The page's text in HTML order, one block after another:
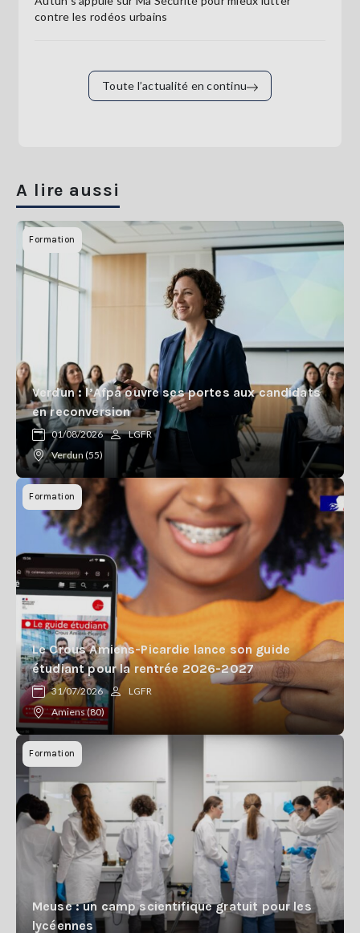
contre les rodéos urbains
Toute l’actualité en continu
A lire aussi
Formation
Verdun : l’Afpa ouvre ses portes aux candidats
en reconversion
01/08/2026
LGFR
Verdun (55)
Formation
Le Crous Amiens-Picardie lance son guide
étudiant pour la rentrée 2026-2027
31/07/2026
LGFR
Amiens (80)
Formation
Meuse : un camp scientifique gratuit pour les
lycéennes